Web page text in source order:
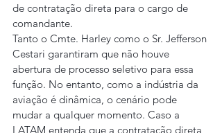
de contratação direta para o cargo de
comandante.
Tanto o Cmte. Harley como o Sr. Jefferson
Cestari garantiram que não houve
abertura de processo seletivo para essa
função. No entanto, como a indústria da
aviação é dinâmica, o cenário pode
mudar a qualquer momento. Caso a
LATAM entenda que a contratação direta